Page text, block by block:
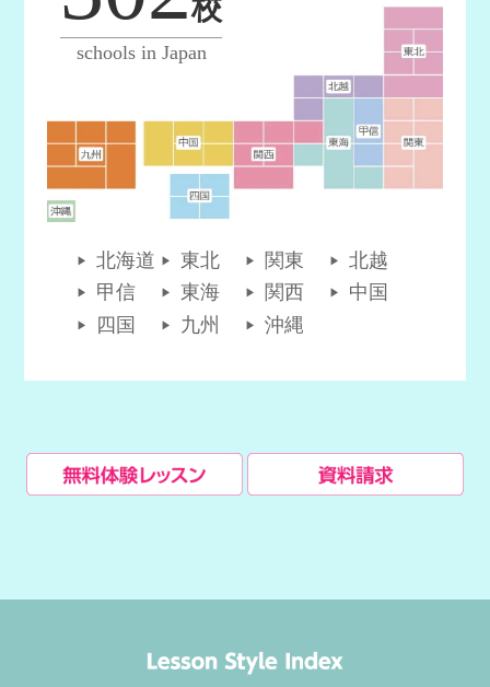
北海道 東北 関東
北越
甲信
東海 関西
中国
四国
九州 沖縄
校
schools in Japan